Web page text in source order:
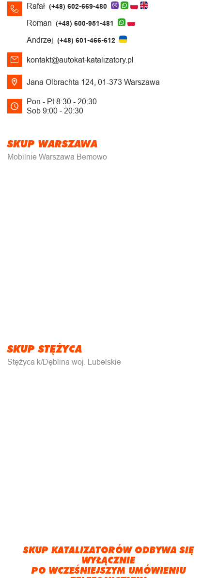
Rafał (+48) 602-669-480
Roman (+48) 600-951-481
Andrzej (+48) 601-466-612
kontakt@autokat-katalizatory.pl
Jana Olbrachta 124, 01-373 Warszawa
Pon - Pt 8:30 - 20:30
Sob 9:00 - 20:30
SKUP WARSZAWA
Mobilnie Warszawa Bemowo
SKUP STĘŻYCA
Stężyca k/Dęblina woj. Lubelskie
SKUP KATALIZATORÓW ODBYWA SIĘ
WYŁĄCZNIE
PO WCZEŚNIEJSZYM UMÓWIENIU